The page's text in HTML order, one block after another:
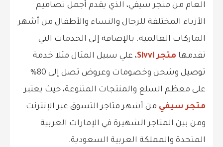
العام من متجر سيفي، الذي يقدم أجمل تصاميم
الأزياء المختلفة للرجال والنساء والأطفال من أشهر
الماركات العالمية. بالإضافة إلى الخدمات التي
تقدمها متجر Sivvi
، علي سبيل المثال مثلا خدمة
توصيل وشحن وخصومات وعروض تصل إلى 80%
على معظم السلع والمنتجات المتنوعة، حيث يعتبر
متجر سيفي من أشهر متاجر التسوق عبر الإنترنت
ومن بين المتاجر الشهيرة في الإمارات العربية
المتحدة والمملكة العربية السعودية.